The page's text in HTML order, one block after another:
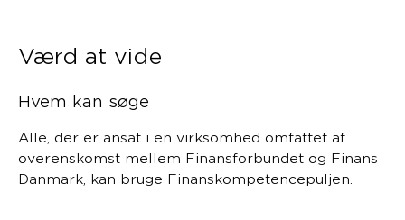
Værd at vide
Hvem kan søge
Alle, der er ansat i en virksomhed omfattet af
overenskomst mellem Finansforbundet og Finans
Danmark, kan bruge Finanskompetencepuljen.